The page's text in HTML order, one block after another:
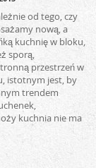
od tego, czy
nową, a
kuchnię w bloku,
sporą,
przestrzeń w
istotnym jest, by
trendem
kuchnia nie ma